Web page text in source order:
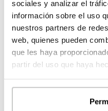
sociales y analizar el
información sobre el uso
nuestros partners de
web, quienes pueden
que les haya
partir del uso que haya
LOGEMENT 168,41
PORCHES 19,78
REZ-DE-
CHAUSSÉE
entrée 5,79
7,21